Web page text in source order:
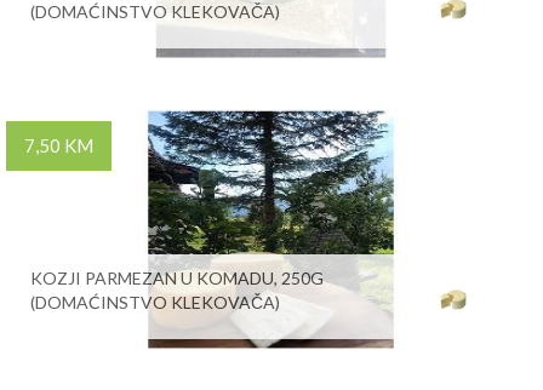
(DOMAĆINSTVO KLEKOVAČA)
7,50 KM
KOZJI PARMEZAN U KOMADU, 250G
(DOMAĆINSTVO KLEKOVAČA)